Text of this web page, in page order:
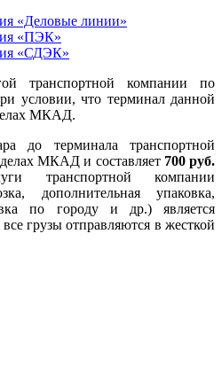
«Деловые линии»
«ПЭК»
«СДЭК»
транспортной компании по
условии, что терминал данной
МКАД.
до терминала транспортной
МКАД и составляет 700 руб.
транспортной компании
дополнительная упаковка,
по городу и др.) является
грузы отправляются в жесткой